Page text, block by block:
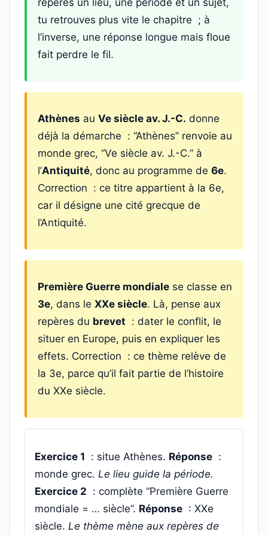
repères un lieu, une période et un sujet,
tu retrouves plus vite le chapitre ; à
l’inverse, une réponse longue mais floue
fait perdre le fil.
Athènes au Ve siècle av. J.-C. donne
déjà la démarche : “Athènes” renvoie au
monde grec, “Ve siècle av. J.-C.” à
l’Antiquité, donc au programme de 6e.
Correction : ce titre appartient à la 6e,
car il désigne une cité grecque de
l’Antiquité.
Première Guerre mondiale se classe en
3e, dans le XXe siècle. Là, pense aux
repères du brevet : dater le conflit, le
situer en Europe, puis en expliquer les
effets. Correction : ce thème relève de
la 3e, parce qu’il fait partie de l’histoire
du XXe siècle.
Exercice 1 : situe Athènes. Réponse :
monde grec. Le lieu guide la période.
Exercice 2 : complète “Première Guerre
mondiale = … siècle”. Réponse : XXe
siècle. Le thème mène aux repères de